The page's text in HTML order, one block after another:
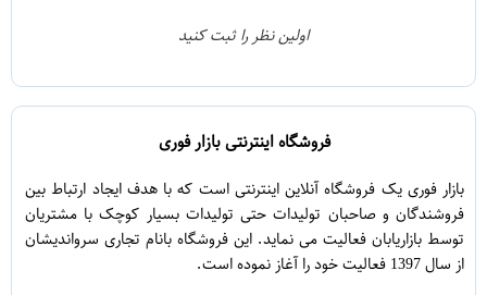
اولین نظر را ثبت کنید
فروشگاه اینترنتی بازار فوری
بازار فوری یک فروشگاه آنلاین اینترنتی است که با هدف ایجاد ارتباط بین
فروشندگان و صاحبان تولیدات حتی تولیدات بسیار کوچک با مشتریان
توسط بازاریابان فعالیت می نماید. این فروشگاه بانام تجاری سرواندیشان
از سال 1397 فعالیت خود را آغاز نموده است.